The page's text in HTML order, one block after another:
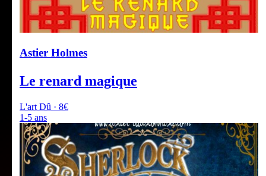
Astier Holmes
Le renard magique
L'art Dû · 8€
1-5 ans